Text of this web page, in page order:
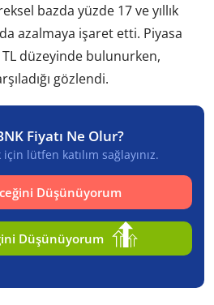
bazda yüzde 17 ve yıllık
azalmaya işaret etti. Piyasa
düzeyinde bulunurken,
gözlendi.
Fiyatı Ne Olur?
lütfen katılım sağlayınız.
Düşünüyorum
Düşünüyorum